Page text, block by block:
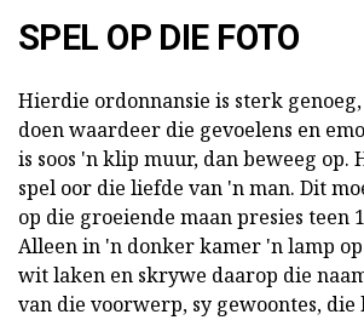
SPEL OP DIE FOTO
Hierdie ordonnansie is sterk
doen waardeer die gevoelens en
is soos 'n klip muur, dan beweeg op.
spel oor die liefde van 'n man. Dit
op die groeiende maan presies teen
Alleen in 'n donker kamer 'n lamp
wit laken en skrywe daarop die
van die voorwerp, sy gewoontes, die